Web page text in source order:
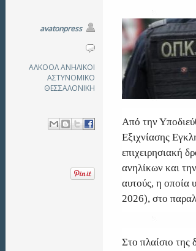
avatonpress
ΑΛΚΟΟΛΑΝΗΛΙΚΟΙ
ΑΣΤΥΝΟΜΙΚΟ
ΘΕΣΣΑΛΟΝΙΚΗ
Από την
Εξιχνίασης
επιχειρησιακή
ανηλίκων και
αυτούς, η οποία
2026), στο
Στο πλαίσιο της